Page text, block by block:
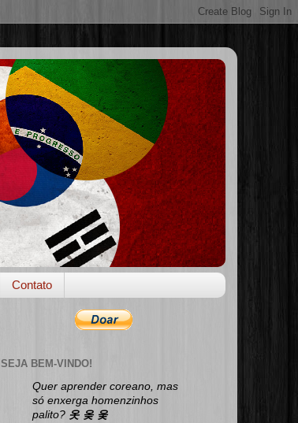
Contato
SEJA BEM-VINDO!
Quer aprender coreano, mas
só enxerga homenzinhos
palito? 옷 옺 웆